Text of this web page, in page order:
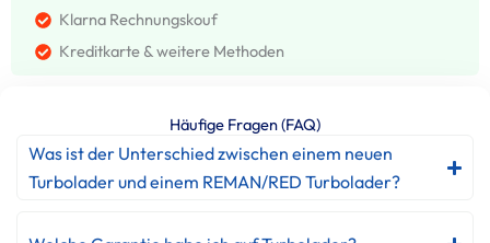
Klarna Rechnungskouf
Kreditkarte & weitere Methoden
Häufige Fragen (FAQ)
Was ist der Unterschied zwischen einem neuen
Turbolader und einem REMAN/RED Turbolader?